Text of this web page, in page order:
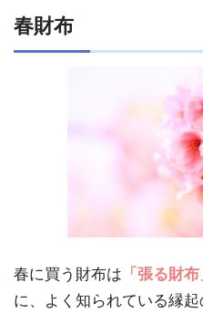
春財布
春に買う財布は 「張る財布
に、よく知られている縁